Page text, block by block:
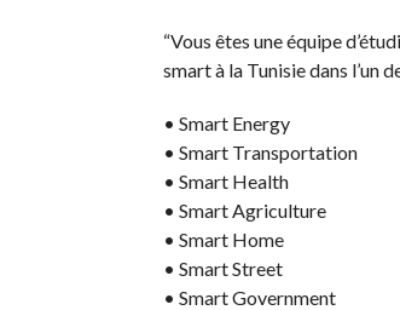
“Vous êtes une équipe
smart à la Tunisie dans l’un
• Smart Energy
• Smart Transportation
• Smart Health
• Smart Agriculture
• Smart Home
• Smart Street
• Smart Government